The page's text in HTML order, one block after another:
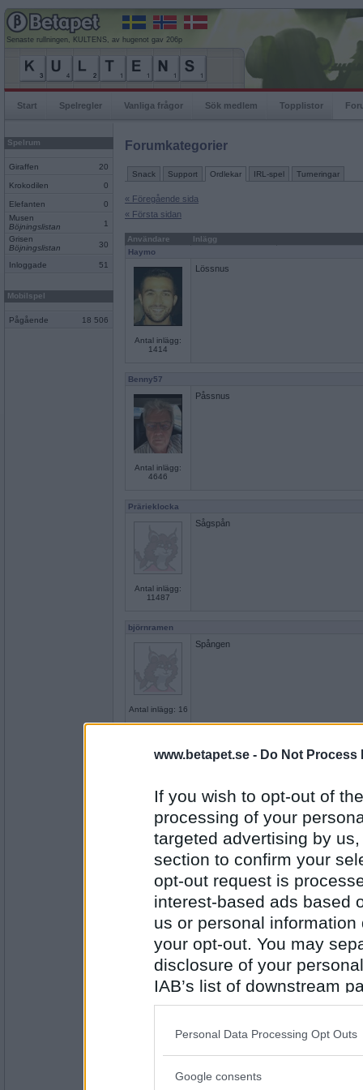
www.betapet.se - Do Not Process
If you wish to opt-out of
processing of your
targeted advertising by
section to confirm your
opt-out request is
interest-based ads based
us or personal
your opt-out. You may
disclosure of your
IAB’s list of downstream
also be disclosed by us
Downstream Participants
Please note that this
Personal Data Processing Opt Outs
Google consents
Senaste rullningen, KULTENS, av hugenot gav 206p
Start Spelregler Vanliga frågor Sök medlem Topplistor
Spelrum
Giraffen 20
Krokodilen 0
Elefanten
0
Musen
Böjningslistan
1
Grisen
Böjningslistan
30
Inloggade 51
Mobilspel
Pågående 18 506
Forumkategorier
Snack Support Ordlekar IRL-spel Turneringar
« Föregående sida
« Första sidan
Användare
Inlägg
Haymo
Antal inlägg:
1414
Lössnus
Benny57
Antal inlägg:
4646
Påssnus
Prärieklocka
Antal inlägg:
11487
Sågspån
björnramen
Antal inlägg: 16
Spången
Antal inlägg:
Spången är böjt, så fortsätt på Sågspån :)
Haymo
Antal inlägg:
1414
Gipssåg
Prärieklocka
Gasspis